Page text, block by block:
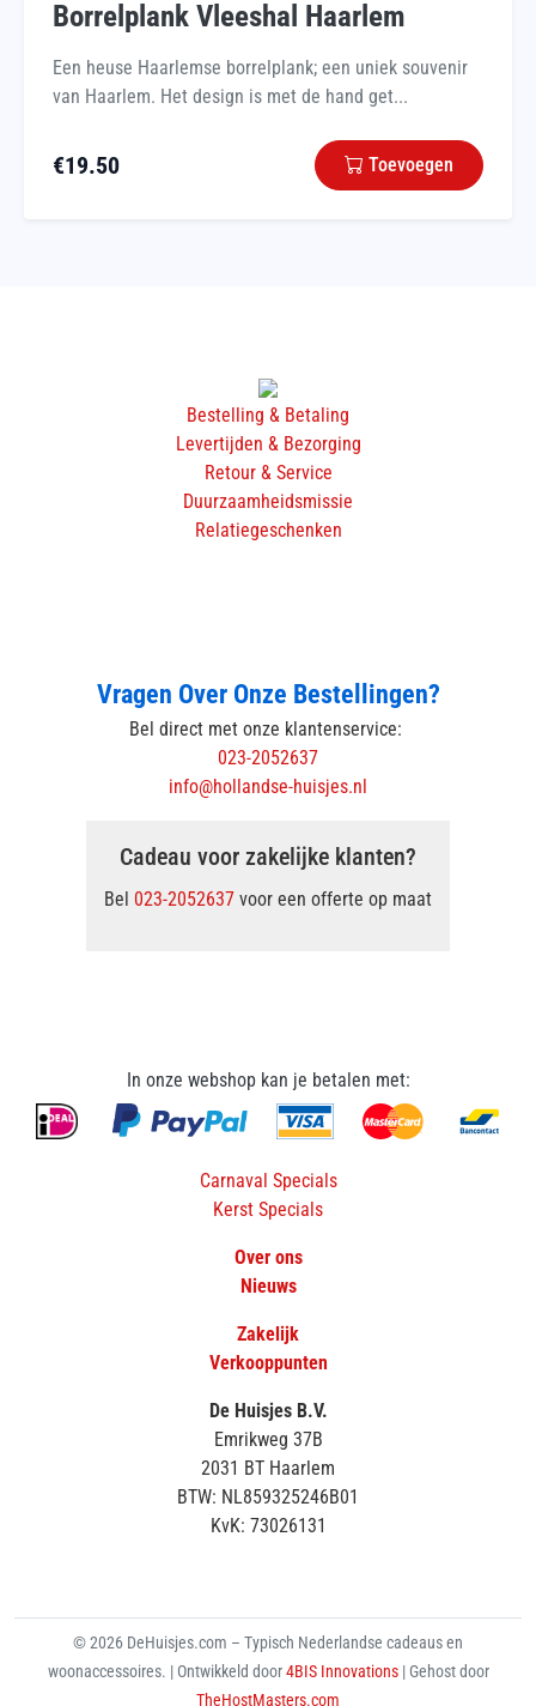
Borrelplank Vleeshal Haarlem
Een heuse Haarlemse borrelplank; een uniek souvenir
van Haarlem. Het design is met de hand get...
€19.50 Toevoegen
Bestelling & Betaling
Levertijden & Bezorging
Retour & Service
Duurzaamheidsmissie
Relatiegeschenken
Vragen Over Onze Bestellingen?
Bel direct met onze klantenservice:
023-2052637
info@hollandse-huisjes.nl
Cadeau voor zakelijke klanten?
Bel 023-2052637 voor een offerte op maat
In onze webshop kan je betalen met:
Carnaval Specials
Kerst Specials
Over ons
Nieuws
Zakelijk
Verkooppunten
De Huisjes B.V.
Emrikweg 37B
2031 BT Haarlem
BTW: NL859325246B01
KvK: 73026131
© 2026 DeHuisjes.com – Typisch Nederlandse cadeaus en
woonaccessoires. | Ontwikkeld door4BIS Innovations | Gehost door
TheHostMasters.com